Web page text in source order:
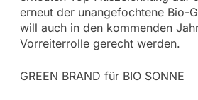
erneut der unangefochtene Bio-
will auch in den kommenden
Vorreiterrolle gerecht werden.
GREEN BRAND für BIO SONNE